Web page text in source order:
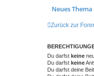
Neues Thema
Zurück zur
Du darfst keine
Du darfst keine
Du darfst deine